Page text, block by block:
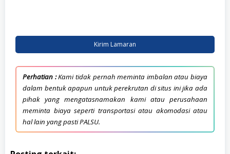
Kirim Lamaran
Perhatian :Kami tidak pernah meminta imbalan atau biaya
dalam bentuk apapun untuk perekrutan di situs ini jika ada
pihak yang mengatasnamakan kami atau perusahaan
meminta biaya seperti transportasi atau akomodasi atau
hal lain yang pasti PALSU.